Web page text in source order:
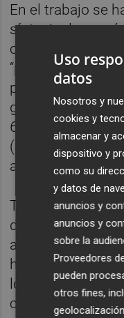
En el trabajo se
síntesis de un
compuestos,
“por su interés a
pigmentos
grasos
6), protectores
(micosporinas) y
antioxidantes.
También se han
diatomeas para
analíticos. La
ha “podido
los compuestos
concentración
Uso
datos
Nosotros y
cookies y
almacenar y
dispositivo y
como su
y datos de
anuncios y
anuncios y
sobre la
Proveedores
pueden
otros fines,